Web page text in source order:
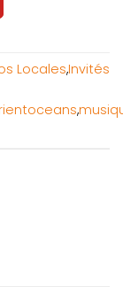
Locales,Invités
,